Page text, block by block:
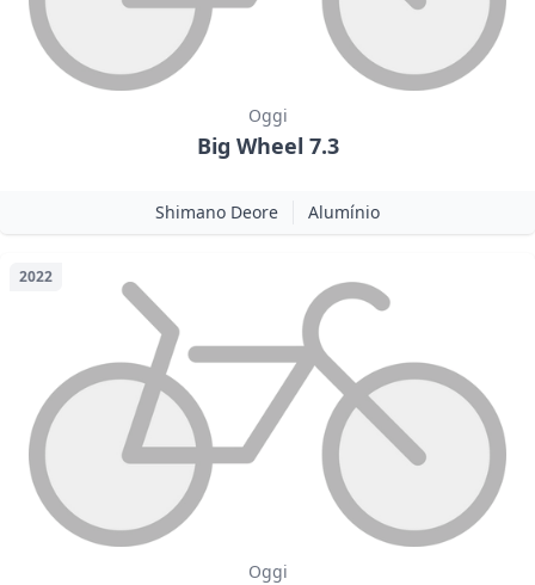
Oggi
Big Wheel 7.3
Shimano Deore Alumínio
2022
Oggi